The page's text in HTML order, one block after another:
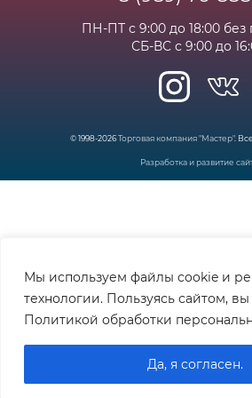
Мы используем файлы cookie и
технологии. Пользуясь сайтом,
Политикой обработки
Да, я согласен.
ПН-ПТ с 9:00 до 18:00
СБ-ВС с 9:00 до
© 1998-2026Торговая компания "Мастер".
Разработка и развитие
Меню Войти Контакты